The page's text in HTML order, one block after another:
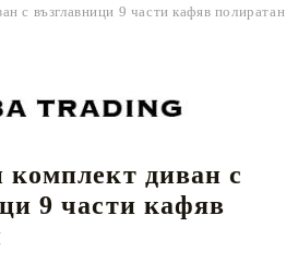
и софтбол
и лакрос
спортно оборудване
с възглавници 9 части кафяв полиратан
комплект диван с
9 части кафяв